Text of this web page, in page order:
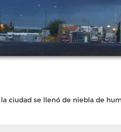
ciudad se llenó de niebla de